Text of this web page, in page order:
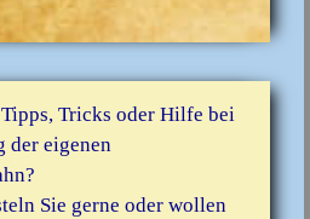
Tricks oder Hilfe bei
der eigenen
Sie gerne oder wollen